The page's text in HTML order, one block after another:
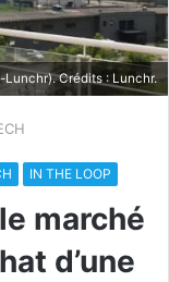
Crédits : Lunchr.
IN THE LOOP
marché
d’une